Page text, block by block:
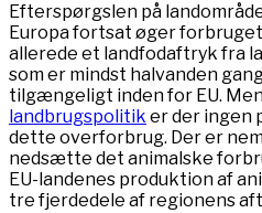
Efterspørgslen på
Europa fortsat øger
allerede et landfodaftryk fra
som er mindst halvanden
tilgængeligt inden for EU.
landbrugspolitik er der ingen
dette overforbrug. Der er
nedsætte det animalske
EU-landenes produktion af
tre fjerdedele af regionens